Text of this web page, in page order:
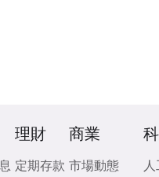
理財
定期存款
商業
市場動態